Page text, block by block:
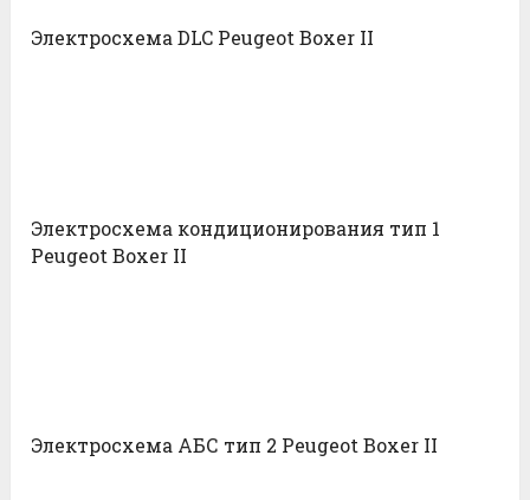
Электросхема DLC Peugeot Boxer II
Электросхема кондиционирования тип 1
Peugeot Boxer II
Электросхема АБС тип 2 Peugeot Boxer II